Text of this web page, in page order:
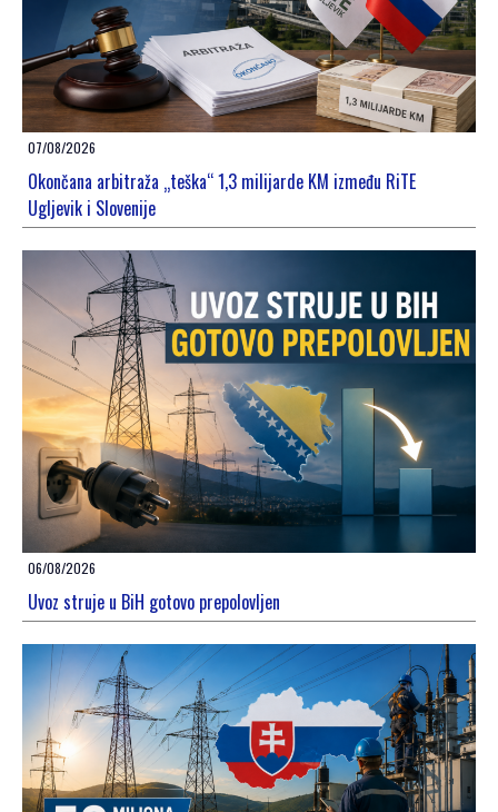
07/08/2026
Okončana arbitraža „teška“ 1,3 milijarde KM između RiTE
Ugljevik i Slovenije
06/08/2026
Uvoz struje u BiH gotovo prepolovljen